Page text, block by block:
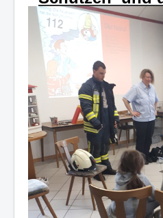
Geschichte
Mitglied werden
Übungspläne
Impressum und Datenschutz